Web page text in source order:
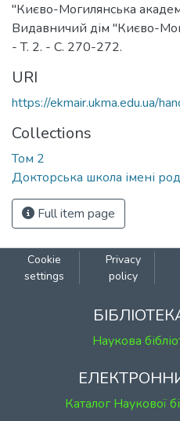
"Києво-Могилянська
Видавничий дім "Києво-
- T. 2. - C. 270-272.
URI
https://ekmair.ukma.edu.ua/
Collections
Том 2
Докторська школа імені
Full item page
Cookie
settings
Privacy
policy
Наукова
Каталог Наукової